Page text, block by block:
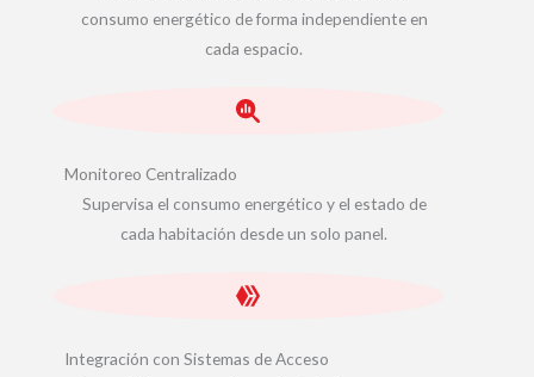
consumo energético de forma independiente en
cada espacio.
Monitoreo Centralizado
Supervisa el consumo energético y el estado de
cada habitación desde un solo panel.
Integración con Sistemas de Acceso